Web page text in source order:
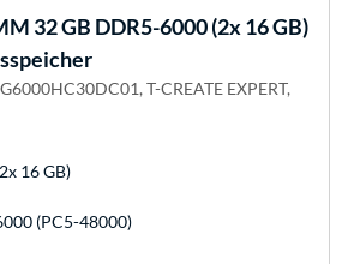
32 GB DDR5-6000 (2x 16 GB)
T-CREATE EXPERT,
16 GB)
(PC5-48000)